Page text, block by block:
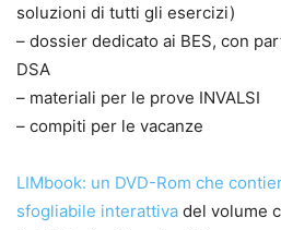
soluzioni di tutti gli esercizi)
– dossier dedicato ai BES, con
DSA
– materiali per le prove INVALSI
– compiti per le vacanze
LIMbook: un DVD-Rom che
sfogliabile interattiva del volume